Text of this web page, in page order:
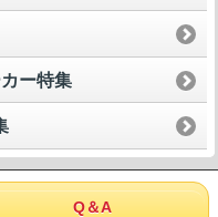
ー特集
Q＆A